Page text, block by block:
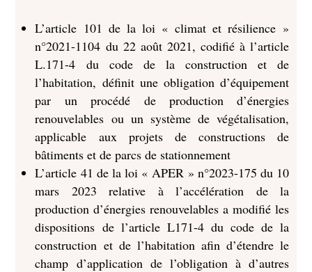
L’article 101 de la loi « climat et résilience »
n°2021-1104 du 22 août 2021, codifié à l’article
L.171-4 du code de la construction et de
l’habitation, définit une obligation d’équipement
par un procédé de production d’énergies
renouvelables ou un système de végétalisation,
applicable aux projets de constructions de
bâtiments et de parcs de stationnement
L’article 41 de la loi « APER » n°2023-175 du 10
mars 2023 relative à l’accélération de la
production d’énergies renouvelables a modifié les
dispositions de l’article L171-4 du code de la
construction et de l’habitation afin d’étendre le
champ d’application de l’obligation à d’autres